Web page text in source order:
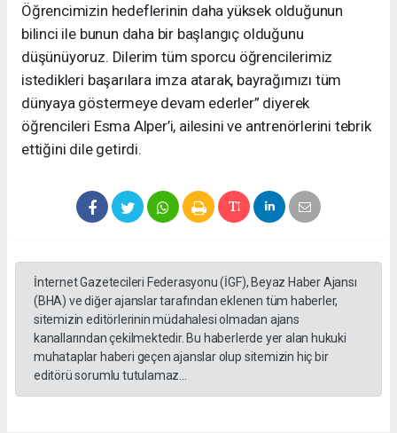
Öğrencimizin hedeflerinin daha yüksek olduğunun
bilinci ile bunun daha bir başlangıç olduğunu
düşünüyoruz. Dilerim tüm sporcu öğrencilerimiz
istedikleri başarılara imza atarak, bayrağımızı tüm
dünyaya göstermeye devam ederler” diyerek
öğrencileri Esma Alper’i, ailesini ve antrenörlerini tebrik
ettiğini dile getirdi.
İnternet Gazetecileri Federasyonu (İGF), Beyaz Haber Ajansı
(BHA) ve diğer ajanslar tarafından eklenen tüm haberler,
sitemizin editörlerinin müdahalesi olmadan ajans
kanallarından çekilmektedir. Bu haberlerde yer alan hukuki
muhataplar haberi geçen ajanslar olup sitemizin hiç bir
editörü sorumlu tutulamaz...